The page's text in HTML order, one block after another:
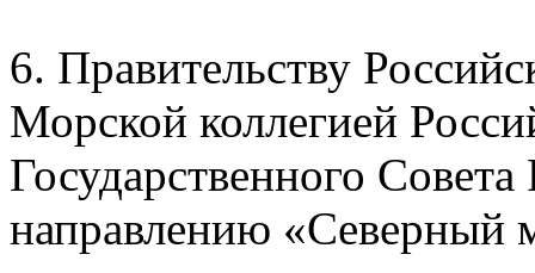
6. Правительству
Морской коллегией
Государственного
направлению «Северный